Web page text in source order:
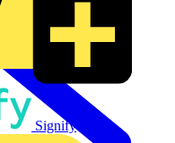
Signify